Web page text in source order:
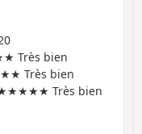
Très bien
Très bien
Très bien